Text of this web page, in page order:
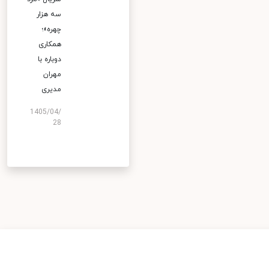
سه هزار
چهره»؛
همکاری
دوباره با
مهران
مدیری
1405/04/
28